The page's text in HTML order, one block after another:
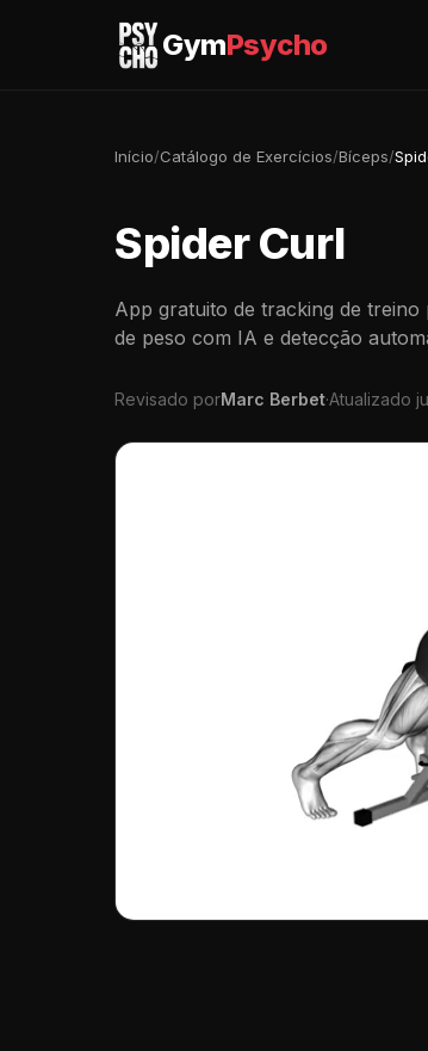
GymPsycho
Início/Catálogo de Exercícios/Bíceps/
Spider Curl
App gratuito de tracking de
de peso com IA e detecção
Revisado porMarc Berbet·Atualizado